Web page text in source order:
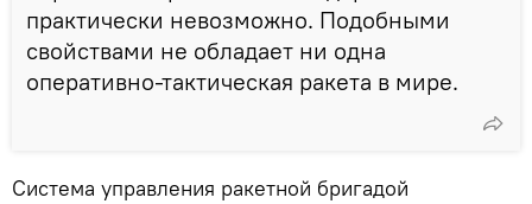
практически невозможно. Подобными
свойствами не обладает ни одна
оперативно-тактическая ракета в мире.
Система управления ракетной бригадой